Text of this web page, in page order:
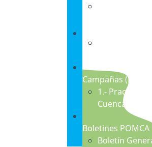
Cuenca
Cuenca
Campañas (PDF)
1.- Practicas
Cuencas
Boletines POMCA
Boletín